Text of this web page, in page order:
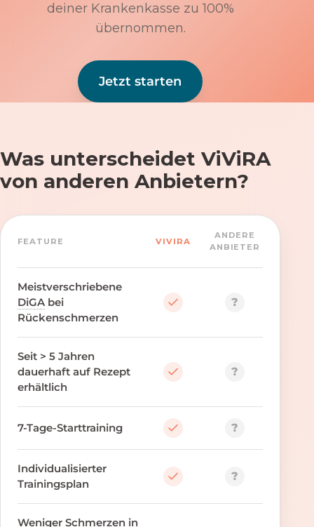
deiner Krankenkasse zu 100%
übernommen.
Jetzt starten
Was unterscheidet ViViRA
von anderen Anbietern?
FEATURE VIVIRA
ANDERE
ANBIETER
Meistverschriebene
DiGA bei
Rückenschmerzen
?
Seit > 5 Jahren
dauerhaft auf Rezept
erhältlich
?
7-Tage-Starttraining ?
Individualisierter
Trainingsplan
?
Weniger Schmerzen in